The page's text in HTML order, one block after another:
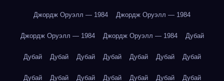
Джордж Оруэлл — 1984 Джордж Оруэлл — 1984
Джордж Оруэлл — 1984 Джордж Оруэлл — 1984 Дубай
Дубай Дубай Дубай Дубай Дубай Дубай Дубай
Дубай Дубай Дубай Дубай Дубай Дубай Дубай